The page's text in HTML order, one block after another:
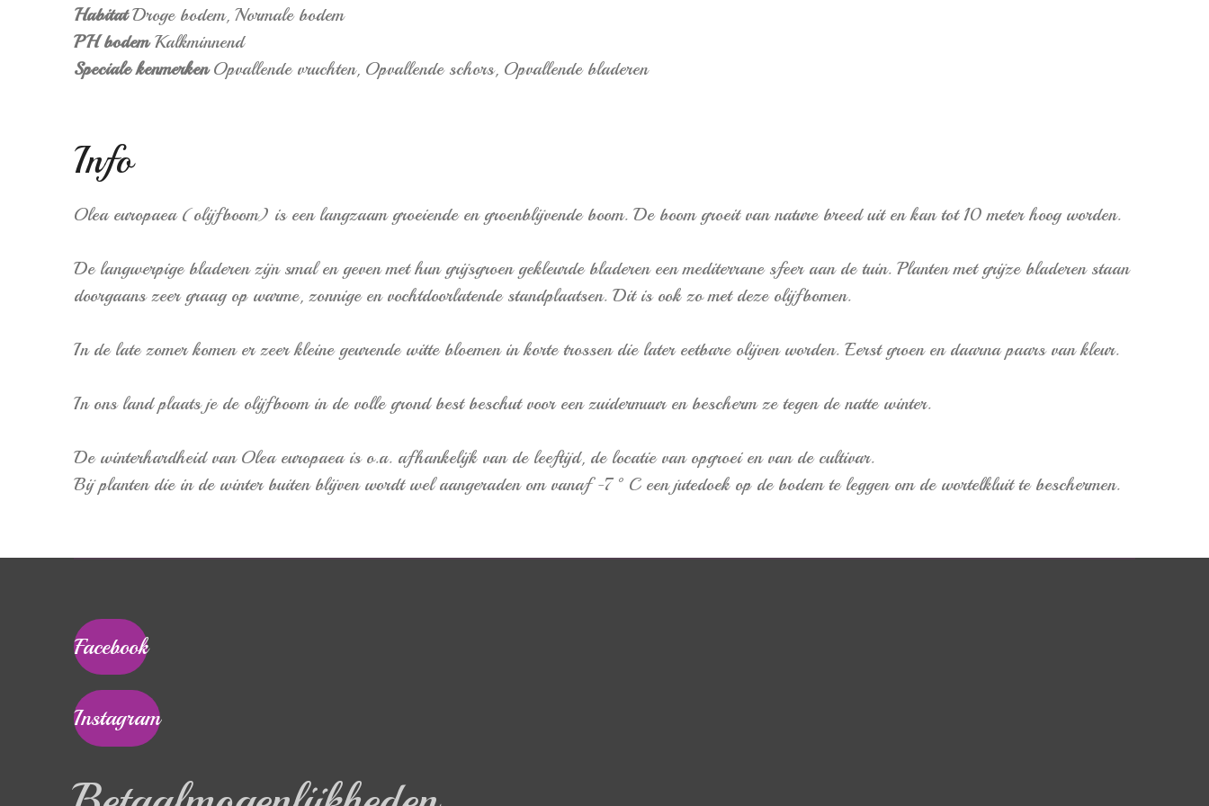
HabitatDroge bodem, Normale bodem
PH bodemKalkminnend
Speciale kenmerkenOpvallende vruchten, Opvallende schors, Opvallende bladeren
Info
Olea europaea (olijfboom) is een langzaam groeiende en groenblijvende boom. De boom groeit van nature breed uit en kan tot 10 meter hoog worden.
De langwerpige bladeren zijn smal en geven met hun grijsgroen gekleurde bladeren een mediterrane sfeer aan de tuin. Planten met grijze bladeren staan
doorgaans zeer graag op warme, zonnige en vochtdoorlatende standplaatsen. Dit is ook zo met deze olijfbomen.
In de late zomer komen er zeer kleine geurende witte bloemen in korte trossen die later eetbare olijven worden. Eerst groen en daarna paars van kleur.
In ons land plaats je de olijfboom in de volle grond best beschut voor een zuidermuur en bescherm ze tegen de natte winter.
De winterhardheid van Olea europaea is o.a. afhankelijk van de leeftijd, de locatie van opgroei en van de cultivar.
Bij planten die in de winter buiten blijven wordt wel aangeraden om vanaf -7°C een jutedoek op de bodem te leggen om de wortelkluit te beschermen.
Facebook
Instagram